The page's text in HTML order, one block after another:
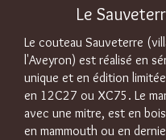
Le
Le couteau Sauveterre
l'Aveyron) est réalisé en
unique et en édition
en 12C27 ou XC75. Le
avec une mitre, est en
en mammouth ou en